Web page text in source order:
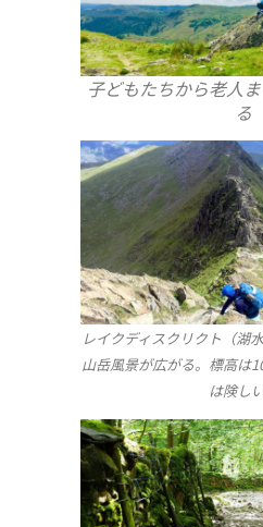
子どもたちから老人
る
レイクディスクリクト（湖
山岳風景が広がる。標高は
は険しい